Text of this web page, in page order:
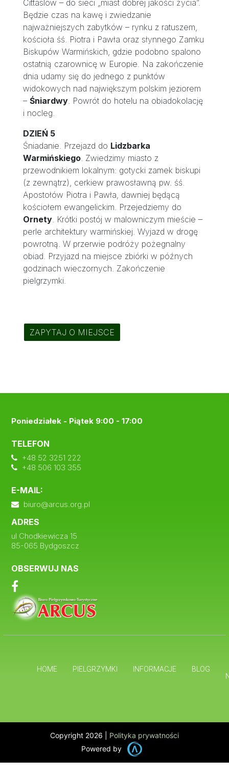
Cittaslow – do sieci „miast dobrej jakości życia”.
Będzie czas na kawę i zwiedzanie
najważniejszych zabytków – rynku z ratuszem,
kościoła śś. Piotra i Pawła oraz słynnego Zamku
Biskupów Warmińskich, gdzie podobno spalono
ostatnią czarownicę w Europie. Na zakończenie
dnia udamy się do jednego z punktów
widokowych nad największym polskim jeziorem
– Śniardwy. Powrót do hotelu na obiadokolację
i nocleg.
DZIEŃ 5
Śniadanie. Przejazd do Lidzbarka
Warmińskiego. Zwiedzimy miasto z
przewodnikiem lokalnym: gotycki zamek biskupi
(z zewnątrz), cerkiew prawosławną pw. śś.
Apostołów Piotra i Pawła, dawniej będącą
kościołem ewangelickim. Przejedziemy do
Ornety. Krótki postój w malowniczym mieście –
perle architektury warmińskiej. Wyjazd w drogę
powrotną. W przerwie podróży pożegnalny
obiad. Przyjazd na miejsce zbiórki w późnych
godzinach wieczornych. Zakończenie
pielgrzymki.
ZAPYTAJ O MIEJSCE
Poniedziałek - Piątek 9:00 - 17:00
TELEFON
+48 52 3251 222
+48 506 103 355
E-MAIL:
biuro@arcus.org.pl
ADRES
ul Chodkiewicza 15
85-065 Bydgoszcz
OBSERWUJ NAS
HOME PIELGRZYMKI INFORMACJE
BLOG
Copyright 2026 | Polityka prywatności
Powered by